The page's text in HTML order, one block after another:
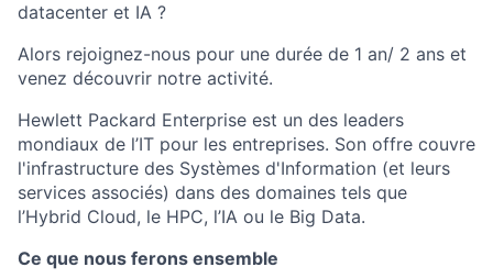
datacenter et IA ?
Alors rejoignez-nous pour une durée de 1 an/ 2 ans et
venez découvrir notre activité.
Hewlett Packard Enterprise est un des leaders
mondiaux de l’IT pour les entreprises. Son offre couvre
l'infrastructure des Systèmes d'Information (et leurs
services associés) dans des domaines tels que
l’Hybrid Cloud, le HPC, l’IA ou le Big Data.
Ce que nous ferons ensemble